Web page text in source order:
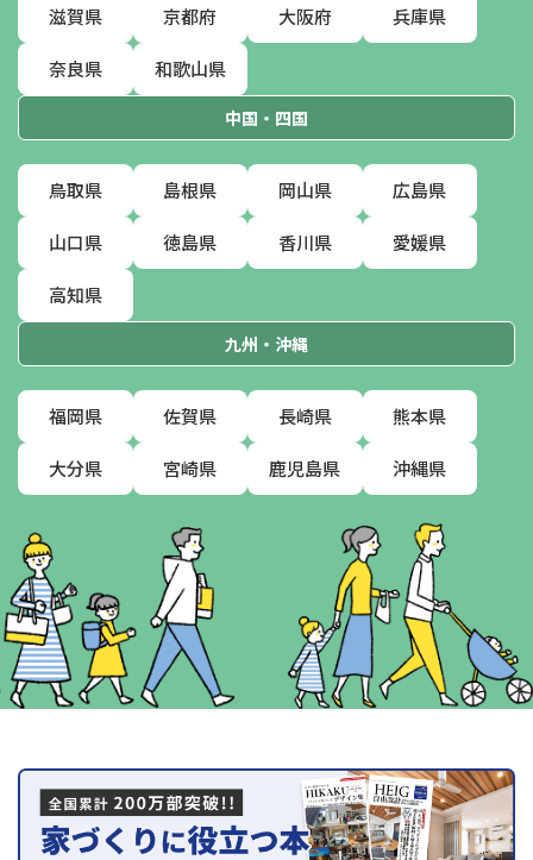
滋賀県 京都府 大阪府 兵庫県
奈良県 和歌山県
中国・四国
鳥取県 島根県 岡山県 広島県
山口県 徳島県 香川県 愛媛県
高知県
九州・沖縄
福岡県 佐賀県 長崎県 熊本県
大分県 宮崎県 鹿児島県 沖縄県